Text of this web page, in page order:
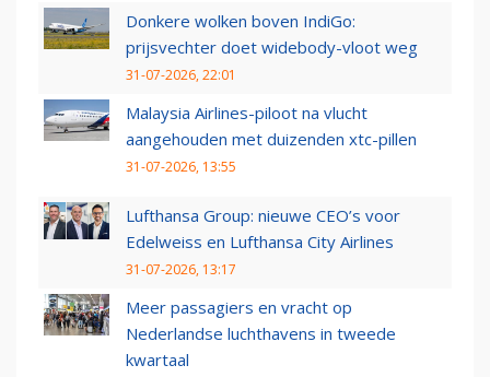
Donkere wolken boven IndiGo:
prijsvechter doet widebody-vloot weg
31-07-2026, 22:01
Malaysia Airlines-piloot na vlucht
aangehouden met duizenden xtc-pillen
31-07-2026, 13:55
Lufthansa Group: nieuwe CEO’s voor
Edelweiss en Lufthansa City Airlines
31-07-2026, 13:17
Meer passagiers en vracht op
Nederlandse luchthavens in tweede
kwartaal